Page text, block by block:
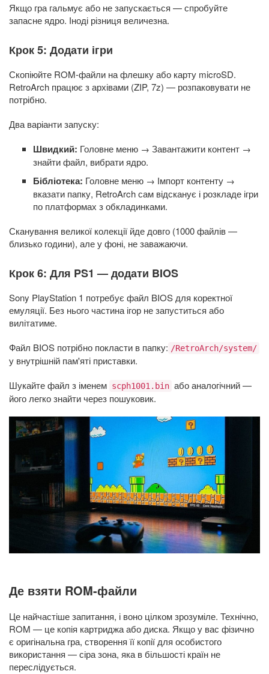
Якщо гра гальмує або не запускається — спробуйте
запасне ядро. Іноді різниця величезна.
Крок 5: Додати ігри
Скопіюйте ROM-файли на флешку або карту microSD.
RetroArch працює з архівами (ZIP, 7z) — розпаковувати не
потрібно.
Два варіанти запуску:
Швидкий: Головне меню → Завантажити контент →
знайти файл, вибрати ядро.
Бібліотека: Головне меню → Імпорт контенту →
вказати папку, RetroArch сам відсканує і розкладе ігри
по платформах з обкладинками.
Сканування великої колекції йде довго (1000 файлів —
близько години), але у фоні, не заважаючи.
Крок 6: Для PS1 — додати BIOS
Sony PlayStation 1 потребує файл BIOS для коректної
емуляції. Без нього частина ігор не запуститься або
вилітатиме.
Файл BIOS потрібно покласти в папку: /RetroArch/system/
у внутрішній пам'яті приставки.
Шукайте файл з іменем scph1001.bin або аналогічний —
його легко знайти через пошуковик.
Де взяти ROM-файли
Це найчастіше запитання, і воно цілком зрозуміле. Технічно,
ROM — це копія картриджа або диска. Якщо у вас фізично
є оригінальна гра, створення її копії для особистого
використання — сіра зона, яка в більшості країн не
переслідується.